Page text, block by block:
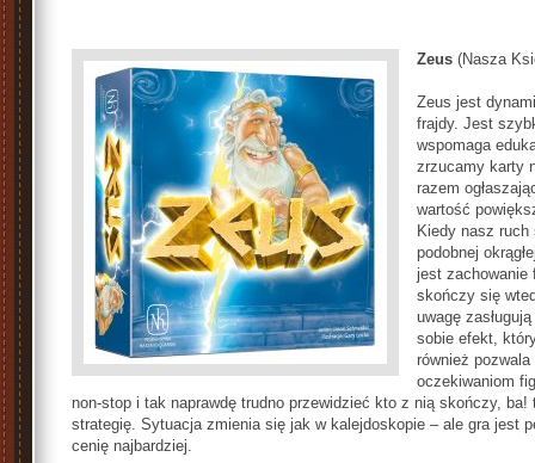
Zeus (Nasza
Zeus jest
frajdy. Jest
wspomaga
zrzucamy karty
razem
wartość
Kiedy nasz
podobnej
jest zachowanie
skończy się
uwagę
sobie efekt,
również
oczekiwaniom
non-stop i tak naprawdę trudno przewidzieć kto z nią skończy,
strategię. Sytuacja zmienia się jak w kalejdoskopie – ale gra jest
cenię najbardziej.